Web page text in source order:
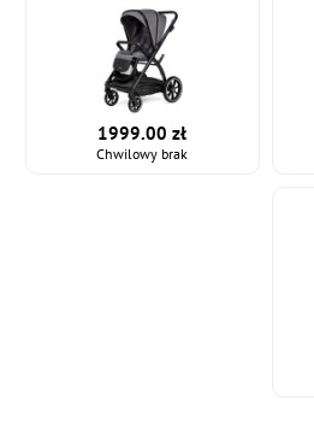
1999.00 zł
Chwilowy brak